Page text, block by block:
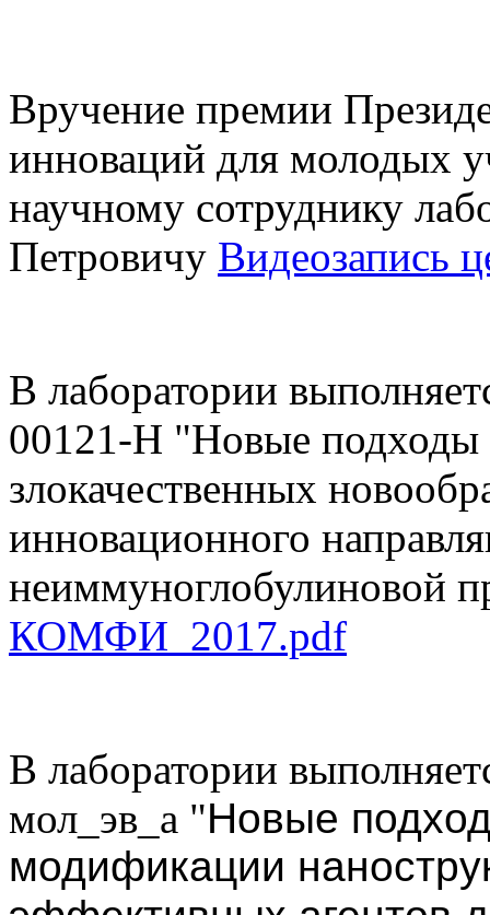
Вручение премии
инноваций для молодых
научному сотруднику
Петровичу Видеозапись
В лаборатории
00121-Н "Новые подходы
злокачественных
инновационного
неиммуноглобулиновой
КОМФИ_2017.pdf
В лаборатории
мол_эв_а "Новые
модификации